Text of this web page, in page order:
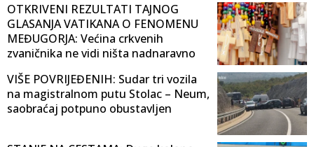
OTKRIVENI REZULTATI TAJNOG
GLASANJA VATIKANA O FENOMENU
MEĐUGORJA: Većina crkvenih
zvaničnika ne vidi ništa nadnaravno
VIŠE POVRIJEĐENIH: Sudar tri vozila
na magistralnom putu Stolac – Neum,
saobraćaj potpuno obustavljen